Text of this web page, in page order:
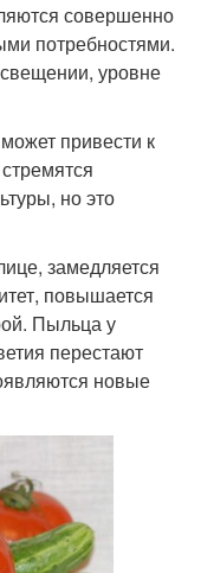
совершенно
потребностями.
уровне
привести к
но это
замедляется
повышается
Пыльца у
перестают
новые